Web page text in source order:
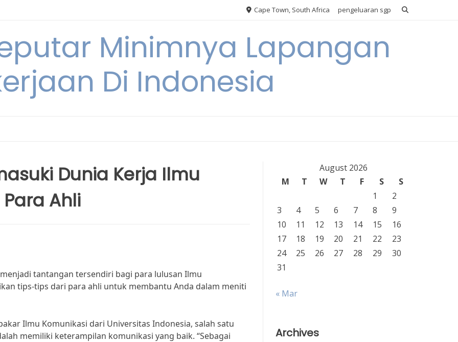
Cape Town, South Africa pengeluaran sgp
Minimnya Lapangan
Di Indonesia
Dunia Kerja Ilmu
Ahli
tantangan tersendiri bagi para lulusan Ilmu
tips-tips dari para ahli untuk membantu Anda dalam meniti
Ilmu Komunikasi dari Universitas Indonesia, salah satu
memiliki keterampilan komunikasi yang baik. “Sebagai
August 2026
M
T W T F S
S
1
2
3
4 5 6 7 8
9
10
11 12 13 14 15
16
17
18 19 20 21 22
23
24
25 26 27 28 29
30
31
« Mar
Archives